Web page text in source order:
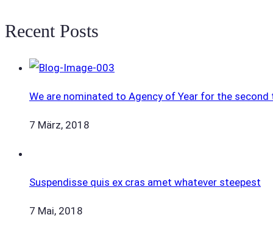
Recent Posts
We are nominated to Agency of Year for the second
7 März, 2018
Suspendisse quis ex cras amet whatever steepest
7 Mai, 2018